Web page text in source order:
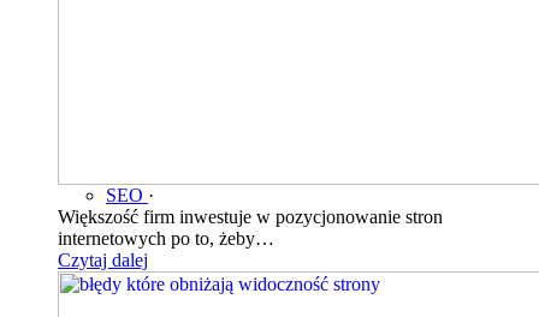
SEO ·
Większość firm inwestuje w pozycjonowanie stron
internetowych po to, żeby…
Czytaj dalej